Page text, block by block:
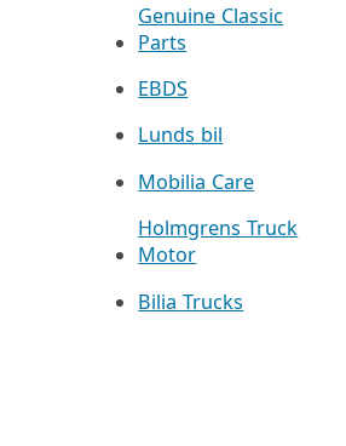
Genuine Classic
Parts
EBDS
Lunds bil
Mobilia Care
Holmgrens Truck
Motor
Bilia Trucks